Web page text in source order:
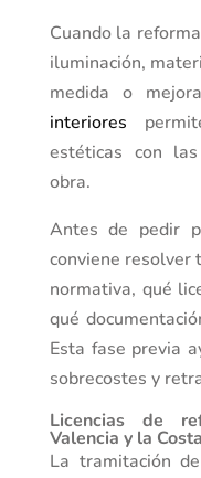
Cuando la
iluminación,
medida o
interiores
estéticas con
obra.
Antes de pedir
conviene resolver
normativa, qué
qué
Esta fase previa
sobrecostes y
Licencias de
Valencia y la
La tramitación